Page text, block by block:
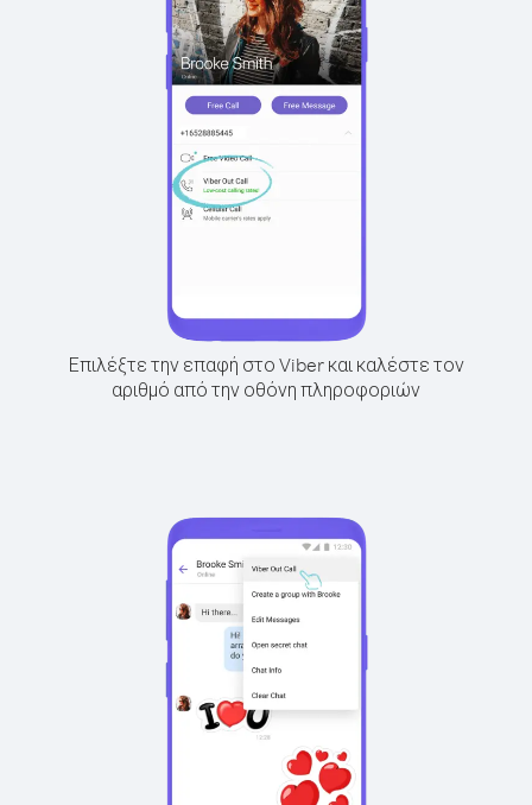
Επιλέξτε την επαφή στο Viber και καλέστε τον
αριθμό από την οθόνη πληροφοριών